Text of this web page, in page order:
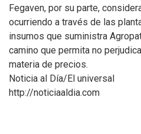
Fegaven, por su parte,
ocurriendo a través de las
insumos que suministra
camino que permita no
materia de precios.
Noticia al Día/El universal
http://noticiaaldia.com